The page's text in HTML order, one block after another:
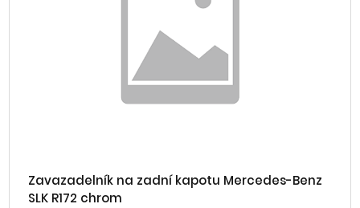
Zavazadelník na zadní kapotu Mercedes-Benz
SLK R172 chrom